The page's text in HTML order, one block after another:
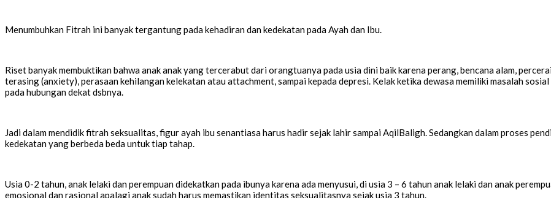
Menumbuhkan Fitrah ini banyak tergantung pada kehadiran dan kedekatan pada Ayah dan Ibu.
Riset banyak membuktikan bahwa anak anak yang tercerabut dari orangtuanya pada usia dini baik karena perang, bencana alam,
terasing (anxiety), perasaan kehilangan kelekatan atau attachment, sampai kepada depresi. Kelak ketika dewasa memiliki masalah
pada hubungan dekat dsbnya.
Jadi dalam mendidik fitrah seksualitas, figur ayah ibu senantiasa harus hadir sejak lahir sampai AqilBaligh. Sedangkan dalam proses
kedekatan yang berbeda beda untuk tiap tahap.
Usia 0-2 tahun, anak lelaki dan perempuan didekatkan pada ibunya karena ada menyusui, di usia 3 – 6 tahun anak lelaki dan anak
emosional dan rasional apalagi anak sudah harus memastikan identitas seksualitasnya sejak usia 3 tahun.